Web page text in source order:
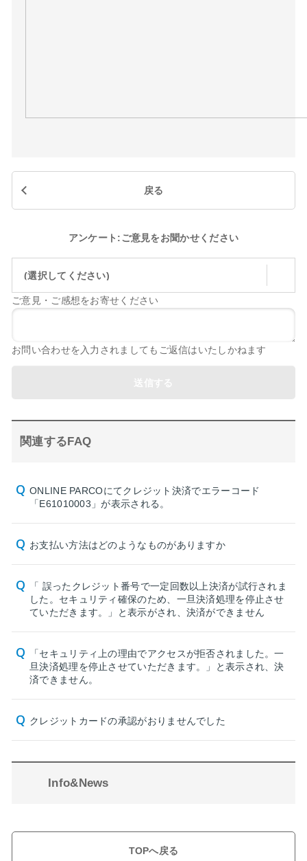
戻る
アンケート:ご意見をお聞かせください
(選択してください)
ご意見・ご感想をお寄せください
お問い合わせを入力されましてもご返信はいたしかねます
関連するFAQ
ONLINE PARCOにてクレジット決済でエラーコード
「E61010003」が表示される。
お支払い方法はどのようなものがありますか
「 誤ったクレジット番号で一定回数以上決済が試行されま
した。セキュリティ確保のため、一旦決済処理を停止させ
ていただきます。」と表示がされ、決済ができません
「セキュリティ上の理由でアクセスが拒否されました。一
旦決済処理を停止させていただきます。」と表示され、決
済できません。
クレジットカードの承認がおりませんでした
Info&News
TOPへ戻る